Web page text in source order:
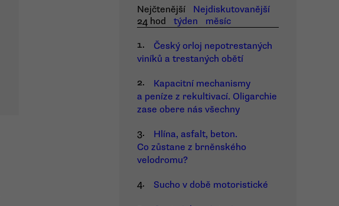
Nejčtenější
Nejdiskutovanější
24 hod
týden
měsíc
1.
Český orloj nepotrestaných
viníků a trestaných obětí
2.
Kapacitní mechanismy
a peníze z rekultivací. Oligarchie
zase obere nás všechny
3.
Hlína, asfalt, beton.
Co zůstane z brněnského
velodromu?
4.
Sucho v době motoristické